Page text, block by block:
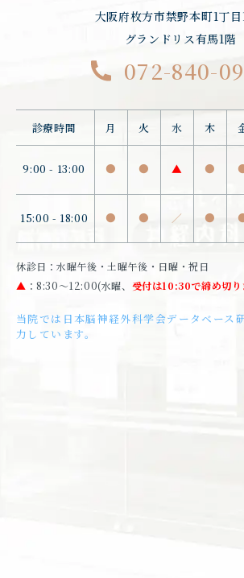
大阪府枚方市禁野本町1丁
グランドリス有馬1階
072-840-
診療時間 月 火 水 木
9:00 - 13:00 ● ● ▲ ●
15:00 - 18:00 ● ● ／ ●
休診日：水曜午後・土曜午後・日曜・祝日
▲ ：8:30〜12:00(水曜、 受付は10:30で締め切り
当院では日本脳神経外科学会データベース
力しています。